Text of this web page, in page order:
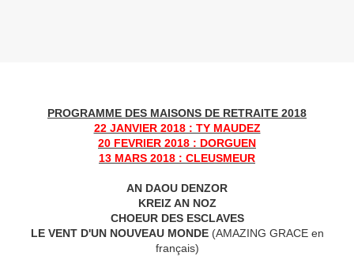
PROGRAMME DES MAISONS DE RETRAITE 2018
22 JANVIER 2018 : TY MAUDEZ
20 FEVRIER 2018 : DORGUEN
13 MARS 2018 : CLEUSMEUR
AN DAOU DENZOR
KREIZ AN NOZ
CHOEUR DES ESCLAVES
LE VENT D'UN NOUVEAU MONDE (AMAZING GRACE en
français)